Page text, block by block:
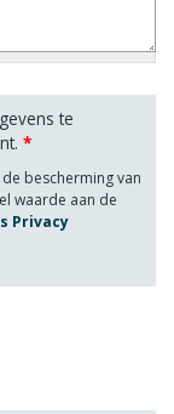
te
*
bescherming van
waarde aan de
Privacy